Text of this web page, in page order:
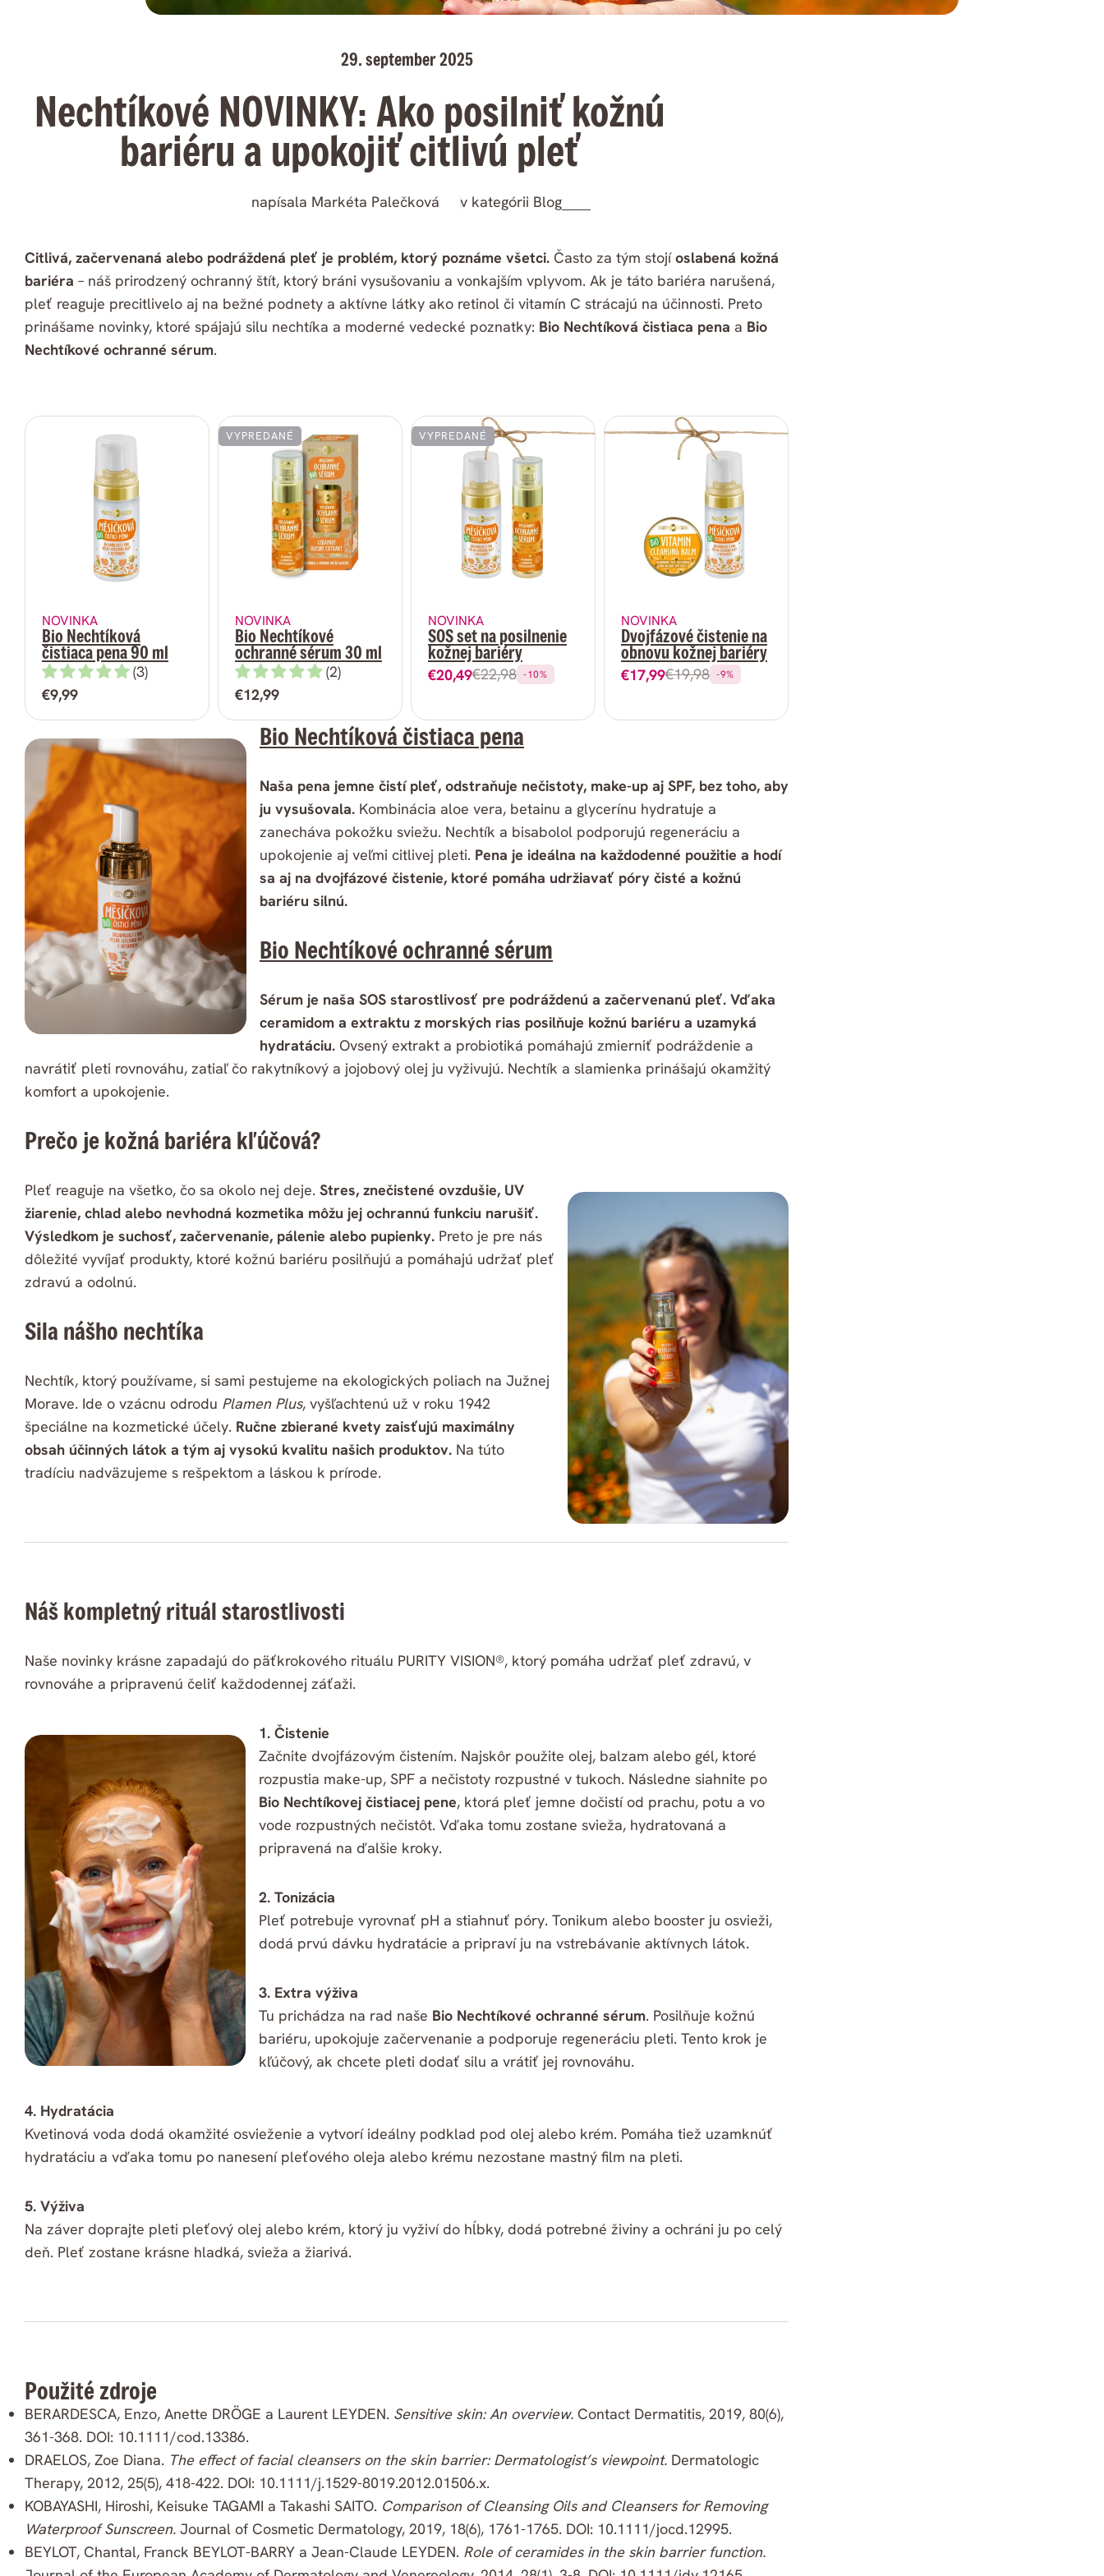
29. september 2025
Nechtíkové NOVINKY: Ako posilniť kožnú
bariéru a upokojiť citlivú pleť
napísala Markéta Palečková v kategórii Blog
Citlivá, začervenaná alebo podráždená pleť je problém, ktorý poznáme všetci. Často za tým stojíoslabená kožná
bariéra – náš prirodzený ochranný štít, ktorý bráni vysušovaniu a vonkajším vplyvom. Ak je táto bariéra narušená,
pleť reaguje precitlivelo aj na bežné podnety a aktívne látky ako retinol či vitamín C strácajú na účinnosti. Preto
prinášame novinky, ktoré spájajú silu nechtíka a moderné vedecké poznatky: Bio Nechtíková čistiaca pena a Bio
Nechtíkové ochranné sérum.
NOVINKA
Bio Nechtíková
čistiaca pena 90 ml
(3)
Bežná
cena
€9,99
VYPREDANÉ
NOVINKA
Bio Nechtíkové
ochranné sérum 30 ml
(2)
Bežná
cena
€12,99
VYPREDANÉ
NOVINKA
SOS set na posilnenie
kožnej bariéry
Predajná
€20,49
Bežná €22,98 -10%
NOVINKA
Dvojfázové čistenie na
obnovu kožnej bariéry
Predajná
€17,99
Bežná €19,98 -9%
Bio Nechtíková čistiaca pena
Naša pena jemne čistí pleť, odstraňuje nečistoty, make-up aj SPF, bez toho, aby
ju vysušovala. Kombinácia aloe vera, betainu a glycerínu hydratuje a
zanecháva pokožku sviežu. Nechtík a bisabolol podporujú regeneráciu a
upokojenie aj veľmi citlivej pleti. Pena je ideálna na každodenné použitie a hodí
sa aj na dvojfázové čistenie, ktoré pomáha udržiavať póry čisté a kožnú
bariéru silnú.
Bio Nechtíkové ochranné sérum
Sérum je naša SOS starostlivosť pre podráždenú a začervenanú pleť. Vďaka
ceramidom a extraktu z morských rias posilňuje kožnú bariéru a uzamyká
hydratáciu. Ovsený extrakt a probiotiká pomáhajú zmierniť podráždenie a
navrátiť pleti rovnováhu, zatiaľ čo rakytníkový a jojobový olej ju vyživujú. Nechtík a slamienka prinášajú okamžitý
komfort a upokojenie.
Prečo je kožná bariéra kľúčová?
Pleť reaguje na všetko, čo sa okolo nej deje. Stres, znečistené ovzdušie, UV
žiarenie, chlad alebo nevhodná kozmetika môžu jej ochrannú funkciu narušiť.
Výsledkom je suchosť, začervenanie, pálenie alebo pupienky. Preto je pre nás
dôležité vyvíjať produkty, ktoré kožnú bariéru posilňujú a pomáhajú udržať pleť
zdravú a odolnú.
Sila nášho nechtíka
Nechtík, ktorý používame, si sami pestujeme na ekologických poliach na Južnej
Morave. Ide o vzácnu odrodu Plamen Plus, vyšľachtenú už v roku 1942
špeciálne na kozmetické účely. Ručne zbierané kvety zaisťujú maximálny
obsah účinných látok a tým aj vysokú kvalitu našich produktov. Na túto
tradíciu nadväzujeme s rešpektom a láskou k prírode.
Náš kompletný rituál starostlivosti
Naše novinky krásne zapadajú do päťkrokového rituálu PURITY VISION®, ktorý pomáha udržať pleť zdravú, v
rovnováhe a pripravenú čeliť každodennej záťaži.
1. Čistenie
Začnite dvojfázovým čistením. Najskôr použite olej, balzam alebo gél, ktoré
rozpustia make-up, SPF a nečistoty rozpustné v tukoch. Následne siahnite po
Bio Nechtíkovej čistiacej pene, ktorá pleť jemne dočistí od prachu, potu a vo
vode rozpustných nečistôt. Vďaka tomu zostane svieža, hydratovaná a
pripravená na ďalšie kroky.
2. Tonizácia
Pleť potrebuje vyrovnať pH a stiahnuť póry. Tonikum alebo booster ju osvieži,
dodá prvú dávku hydratácie a pripraví ju na vstrebávanie aktívnych látok.
3. Extra výživa
Tu prichádza na rad naše Bio Nechtíkové ochranné sérum. Posilňuje kožnú
bariéru, upokojuje začervenanie a podporuje regeneráciu pleti. Tento krok je
kľúčový, ak chcete pleti dodať silu a vrátiť jej rovnováhu.
4. Hydratácia
Kvetinová voda dodá okamžité osvieženie a vytvorí ideálny podklad pod olej alebo krém. Pomáha tiež uzamknúť
hydratáciu a vďaka tomu po nanesení pleťového oleja alebo krému nezostane mastný film na pleti.
5. Výživa
Na záver doprajte pleti pleťový olej alebo krém, ktorý ju vyživí do hĺbky, dodá potrebné živiny a ochráni ju po celý
deň. Pleť zostane krásne hladká, svieža a žiarivá.
Použité zdroje
BERARDESCA, Enzo, Anette DRÖGE a Laurent LEYDEN. Sensitive skin: An overview. Contact Dermatitis, 2019, 80(6),
361-368. DOI: 10.1111/cod.13386.
DRAELOS, Zoe Diana. The effect of facial cleansers on the skin barrier: Dermatologist’s viewpoint. Dermatologic
Therapy, 2012, 25(5), 418-422. DOI: 10.1111/j.1529-8019.2012.01506.x.
KOBAYASHI, Hiroshi, Keisuke TAGAMI a Takashi SAITO. Comparison of Cleansing Oils and Cleansers for Removing
Waterproof Sunscreen. Journal of Cosmetic Dermatology, 2019, 18(6), 1761-1765. DOI: 10.1111/jocd.12995.
BEYLOT, Chantal, Franck BEYLOT-BARRY a Jean-Claude LEYDEN. Role of ceramides in the skin barrier function.